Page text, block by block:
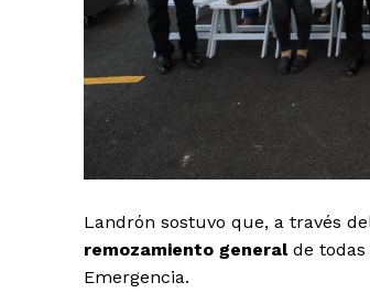
Landrón sostuvo que, a través
remozamiento generalde todas
Emergencia.